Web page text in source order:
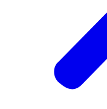
Twee. Steekproef:
Daarnaast
geselecteerd te
Dat noemen